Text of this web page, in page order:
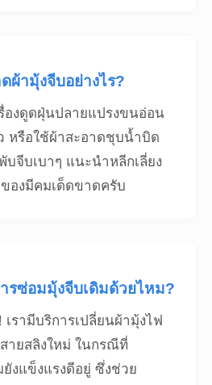
ผ้ามุ้งจีบอย่างไร?
องดูดฝุ่นปลายแปรงขนอ่อน
หรือใช้ผ้าสะอาดชุบน้ำบิด
จีบเบาๆ แนะนำหลีกเลี่ยง
องมีคมเด็ดขาดครับ
รซ่อมมุ้งจีบเดิมด้วยไหม?
เรามีบริการเปลี่ยนผ้ามุ้งไฟ
ายสลิงใหม่ ในกรณีที่
ยังแข็งแรงดีอยู่ ซึ่งช่วย